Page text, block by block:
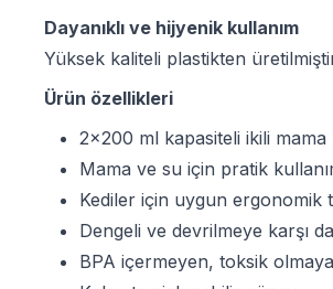
Dayanıklı ve hijyenik kullanım
Yüksek kaliteli plastikten
Ürün özellikleri
2x200 ml kapasiteli ikili mama
Mama ve su için pratik
Kediler için uygun ergonomik
Dengeli ve devrilmeye karşı
BPA içermeyen, toksik